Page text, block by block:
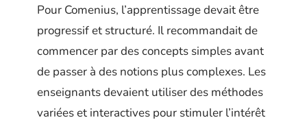
Pour Comenius, l’apprentissage devait être
progressif et structuré. Il recommandait de
commencer par des concepts simples avant
de passer à des notions plus complexes. Les
enseignants devaient utiliser des méthodes
variées et interactives pour stimuler l’intérêt